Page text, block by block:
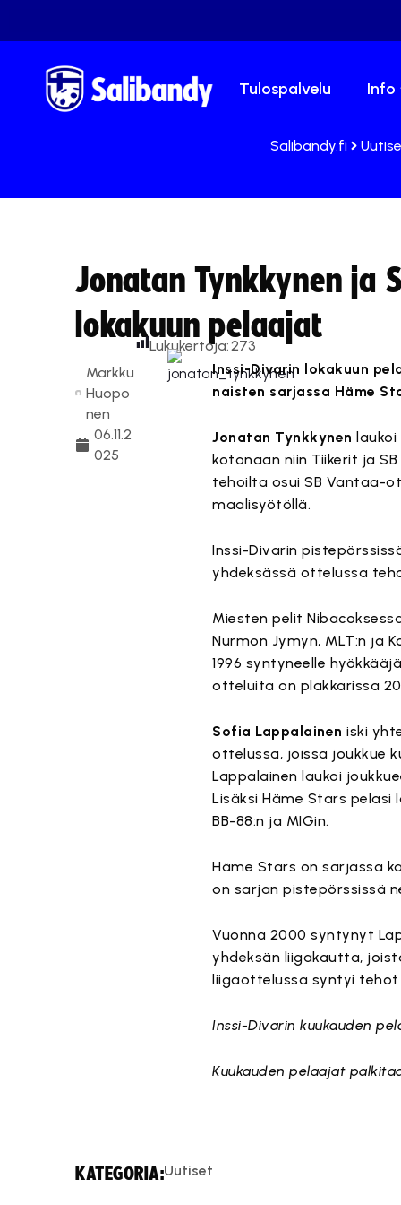
Tulospalvelu Info
Salibandy.fi
Jonatan Tynkkynen ja
lokakuun pelaajat
Markku
Huopo
nen
06.11.2
025
Lukukertoja:273
Inssi-Divarin lokakuun
naisten sarjassa Häme
Jonatan Tynkkynen
kotonaan niin Tiikerit ja
tehoilta osui SB Vantaa-
maalisyötöllä.
Inssi-Divarin
yhdeksässä ottelussa
Miesten pelit
Nurmon Jymyn, MLT:n ja
1996 syntyneelle
otteluita on plakkarissa 20
Sofia Lappalainen iski
ottelussa, joissa joukkue
Lappalainen laukoi
Lisäksi Häme Stars pelasi
BB-88:n ja MIGin.
Häme Stars on sarjassa
on sarjan pistepörssissä
Vuonna 2000 syntynyt
yhdeksän liigakautta,
liigaottelussa syntyi tehot
Inssi-Divarin kuukauden
Kuukauden pelaajat
KATEGORIA:Uutiset